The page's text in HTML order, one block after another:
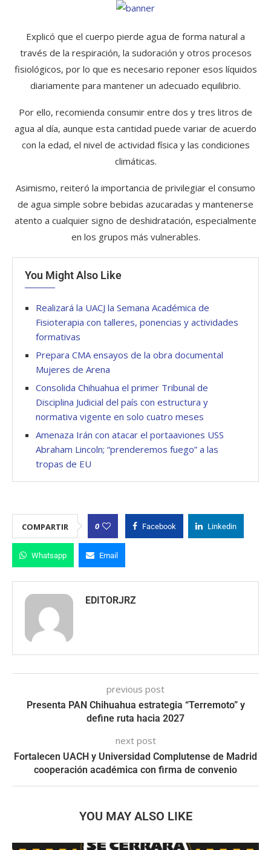
Explicó que el cuerpo pierde agua de forma natural a
través de la respiración, la sudoración y otros procesos
fisiológicos, por lo que es necesario reponer esos líquidos
diariamente para mantener un adecuado equilibrio.
Por ello, recomienda consumir entre dos y tres litros de
agua al día, aunque esta cantidad puede variar de acuerdo
con la edad, el nivel de actividad física y las condiciones
climáticas.
Asimismo, reiteró la importancia de privilegiar el consumo
de agua simple sobre bebidas azucaradas y mantenerse
atento a cualquier signo de deshidratación, especialmente
en los grupos más vulnerables.
You Might Also Like
Realizará la UACJ la Semana Académica de
Fisioterapia con talleres, ponencias y actividades
formativas
Prepara CMA ensayos de la obra documental
Mujeres de Arena
Consolida Chihuahua el primer Tribunal de
Disciplina Judicial del país con estructura y
normativa vigente en solo cuatro meses
Amenaza Irán con atacar el portaaviones USS
Abraham Lincoln; “prenderemos fuego” a las
tropas de EU
COMPARTIR 0 Facebook Linkedin
Whatsapp Email
EDITORJRZ
previous post
Presenta PAN Chihuahua estrategia “Terremoto” y
define ruta hacia 2027
next post
Fortalecen UACH y Universidad Complutense de Madrid
cooperación académica con firma de convenio
YOU MAY ALSO LIKE